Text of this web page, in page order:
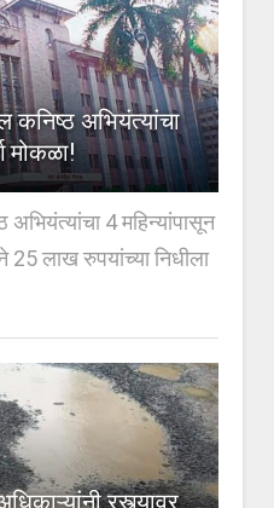
अभियंत्यांचा
मोकळा!
4 महिन्यांपासून
25 लाख रुपयांच्या निधीला
रस्त्यावर